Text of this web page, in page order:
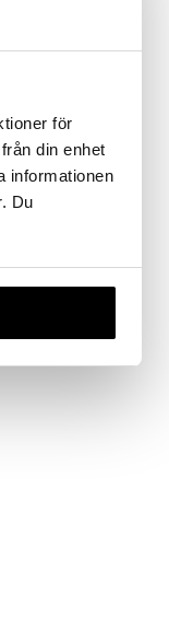
för
din enhet
informationen
Du